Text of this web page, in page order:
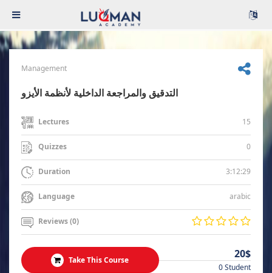
Management
التدقيق والمراجعة الداخلية لأنظمة الأيزو
Lectures 15
Quizzes 0
Duration 3:12:29
Language arabic
Reviews (0)
Take This Course 20$
0 Student